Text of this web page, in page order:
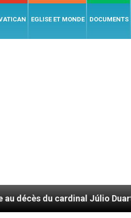
EGLISE ET MONDE DOCUMENTS
Júlio Duarte Langa